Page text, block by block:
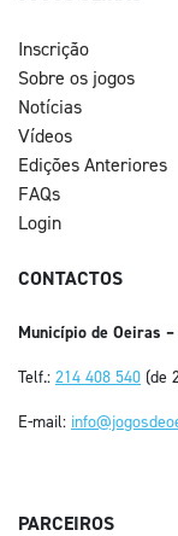
Inscrição
Sobre os jogos
Notícias
Vídeos
Edições Anteriores
FAQs
Login
CONTACTOS
Município de Oeiras
Telf.: 214 408 540 (de
E-mail:
PARCEIROS